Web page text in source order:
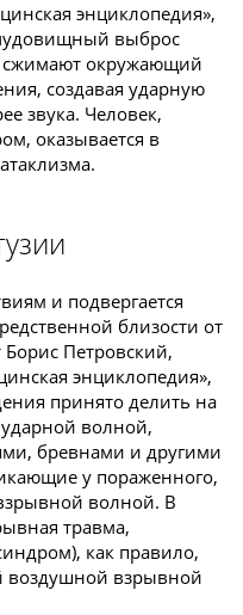
энциклопедия»,
выброс
сжимают окружающий
создавая ударную
звука. Человек,
оказывается в
и подвергается
близости от
Борис Петровский,
энциклопедия»,
принято делить на
волной,
бревнами и другими
у пораженного,
волной. В
травма,
как правило,
воздушной взрывной